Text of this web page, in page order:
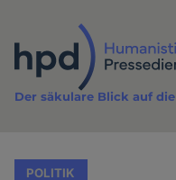
Inhalt
Der säkulare Blick auf
POLITIK